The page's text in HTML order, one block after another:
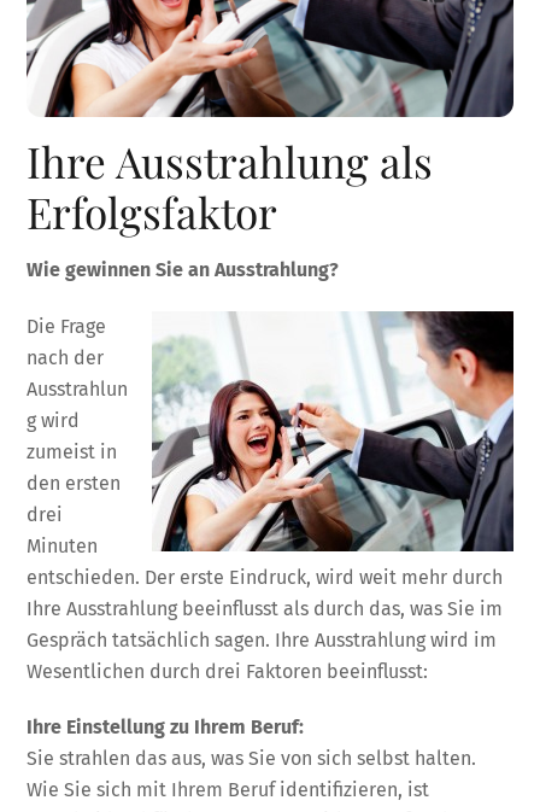
Ihre Ausstrahlung als
Erfolgsfaktor
Wie gewinnen Sie an Ausstrahlung?
Die Frage
nach der
Ausstrahlun
g wird
zumeist in
den ersten
drei
Minuten
entschieden. Der erste Eindruck, wird weit mehr durch
Ihre Ausstrahlung beeinflusst als durch das, was Sie im
Gespräch tatsächlich sagen. Ihre Ausstrahlung wird im
Wesentlichen durch drei Faktoren beeinflusst:
Ihre Einstellung zu Ihrem Beruf:
Sie strahlen das aus, was Sie von sich selbst halten.
Wie Sie sich mit Ihrem Beruf identifizieren, ist